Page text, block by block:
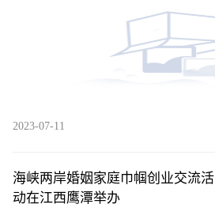
2023-07-11
海峡两岸婚姻家庭巾帼创业交流活
动在江西鹰潭举办